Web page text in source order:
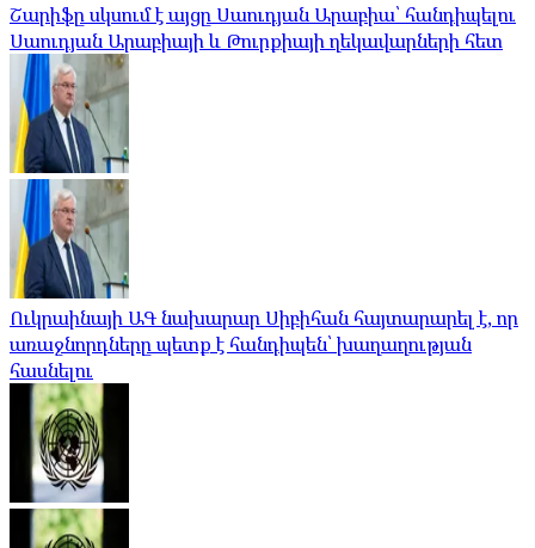
Շարիֆը սկսում է այցը Սաուդյան Արաբիա՝ հանդիպելու
Սաուդյան Արաբիայի և Թուրքիայի ղեկավարների հետ
Ուկրաինայի ԱԳ նախարար Սիբիհան հայտարարել է, որ
առաջնորդները պետք է հանդիպեն՝ խաղաղության
հասնելու